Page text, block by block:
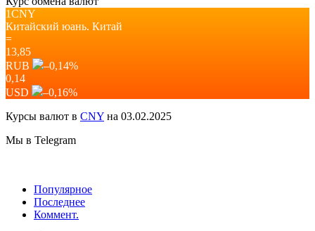
1CNY
Китайский юань. Китай
=
13,85
RUB
–0,14%
0,14
USD
–0,16%
Курсы валют в CNY на 03.02.2025
Мы в Telegram
Популярное
Последнее
Коммент.